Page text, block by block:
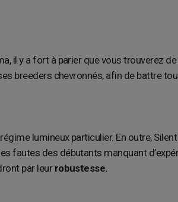
il y a fort à parier que vous trouverez
breeders chevronnés, afin de battre
lumineux particulier. En outre,
fautes des débutants manquant
par leur robustesse.